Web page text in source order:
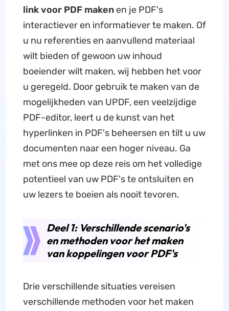
link voor PDF makenen je PDF's
interactiever en informatiever te maken. Of
u nu referenties en aanvullend materiaal
wilt bieden of gewoon uw inhoud
boeiender wilt maken, wij hebben het voor
u geregeld. Door gebruik te maken van de
mogelijkheden van UPDF, een veelzijdige
PDF-editor, leert u de kunst van het
hyperlinken in PDF's beheersen en tilt u uw
documenten naar een hoger niveau. Ga
met ons mee op deze reis om het volledige
potentieel van uw PDF's te ontsluiten en
uw lezers te boeien als nooit tevoren.
Deel 1: Verschillende scenario's
en methoden voor het maken
van koppelingen voor PDF's
Drie verschillende situaties vereisen
verschillende methoden voor het maken